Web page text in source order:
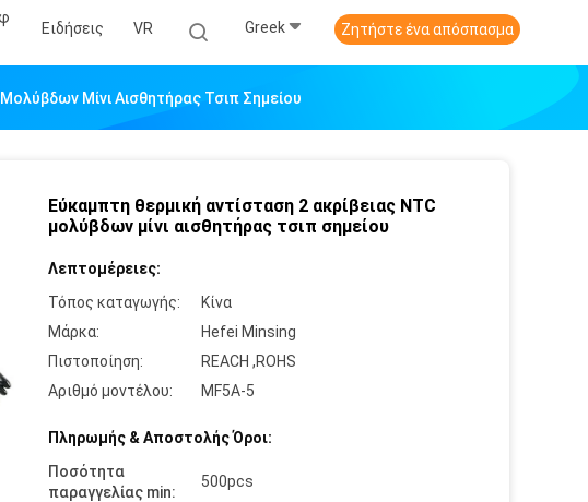
Ειδήσεις VR Greek Ζητήστε ένα απόσπασμα
Μίνι Αισθητήρας Τσιπ Σημείου
Εύκαμπτη θερμική αντίσταση 2 ακρίβειας NTC
μολύβδων μίνι αισθητήρας τσιπ σημείου
Λεπτομέρειες:
Τόπος καταγωγής:
Κίνα
Μάρκα:
Hefei Minsing
Πιστοποίηση:
REACH ,ROHS
Αριθμό μοντέλου:
MF5A-5
Πληρωμής & Αποστολής Όροι:
Ποσότητα
παραγγελίας min:
500pcs